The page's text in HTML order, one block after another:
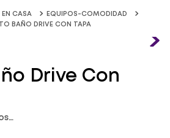
EN CASA
EQUIPOS-COMODIDAD
BAÑO DRIVE CON TAPA
Drive Con